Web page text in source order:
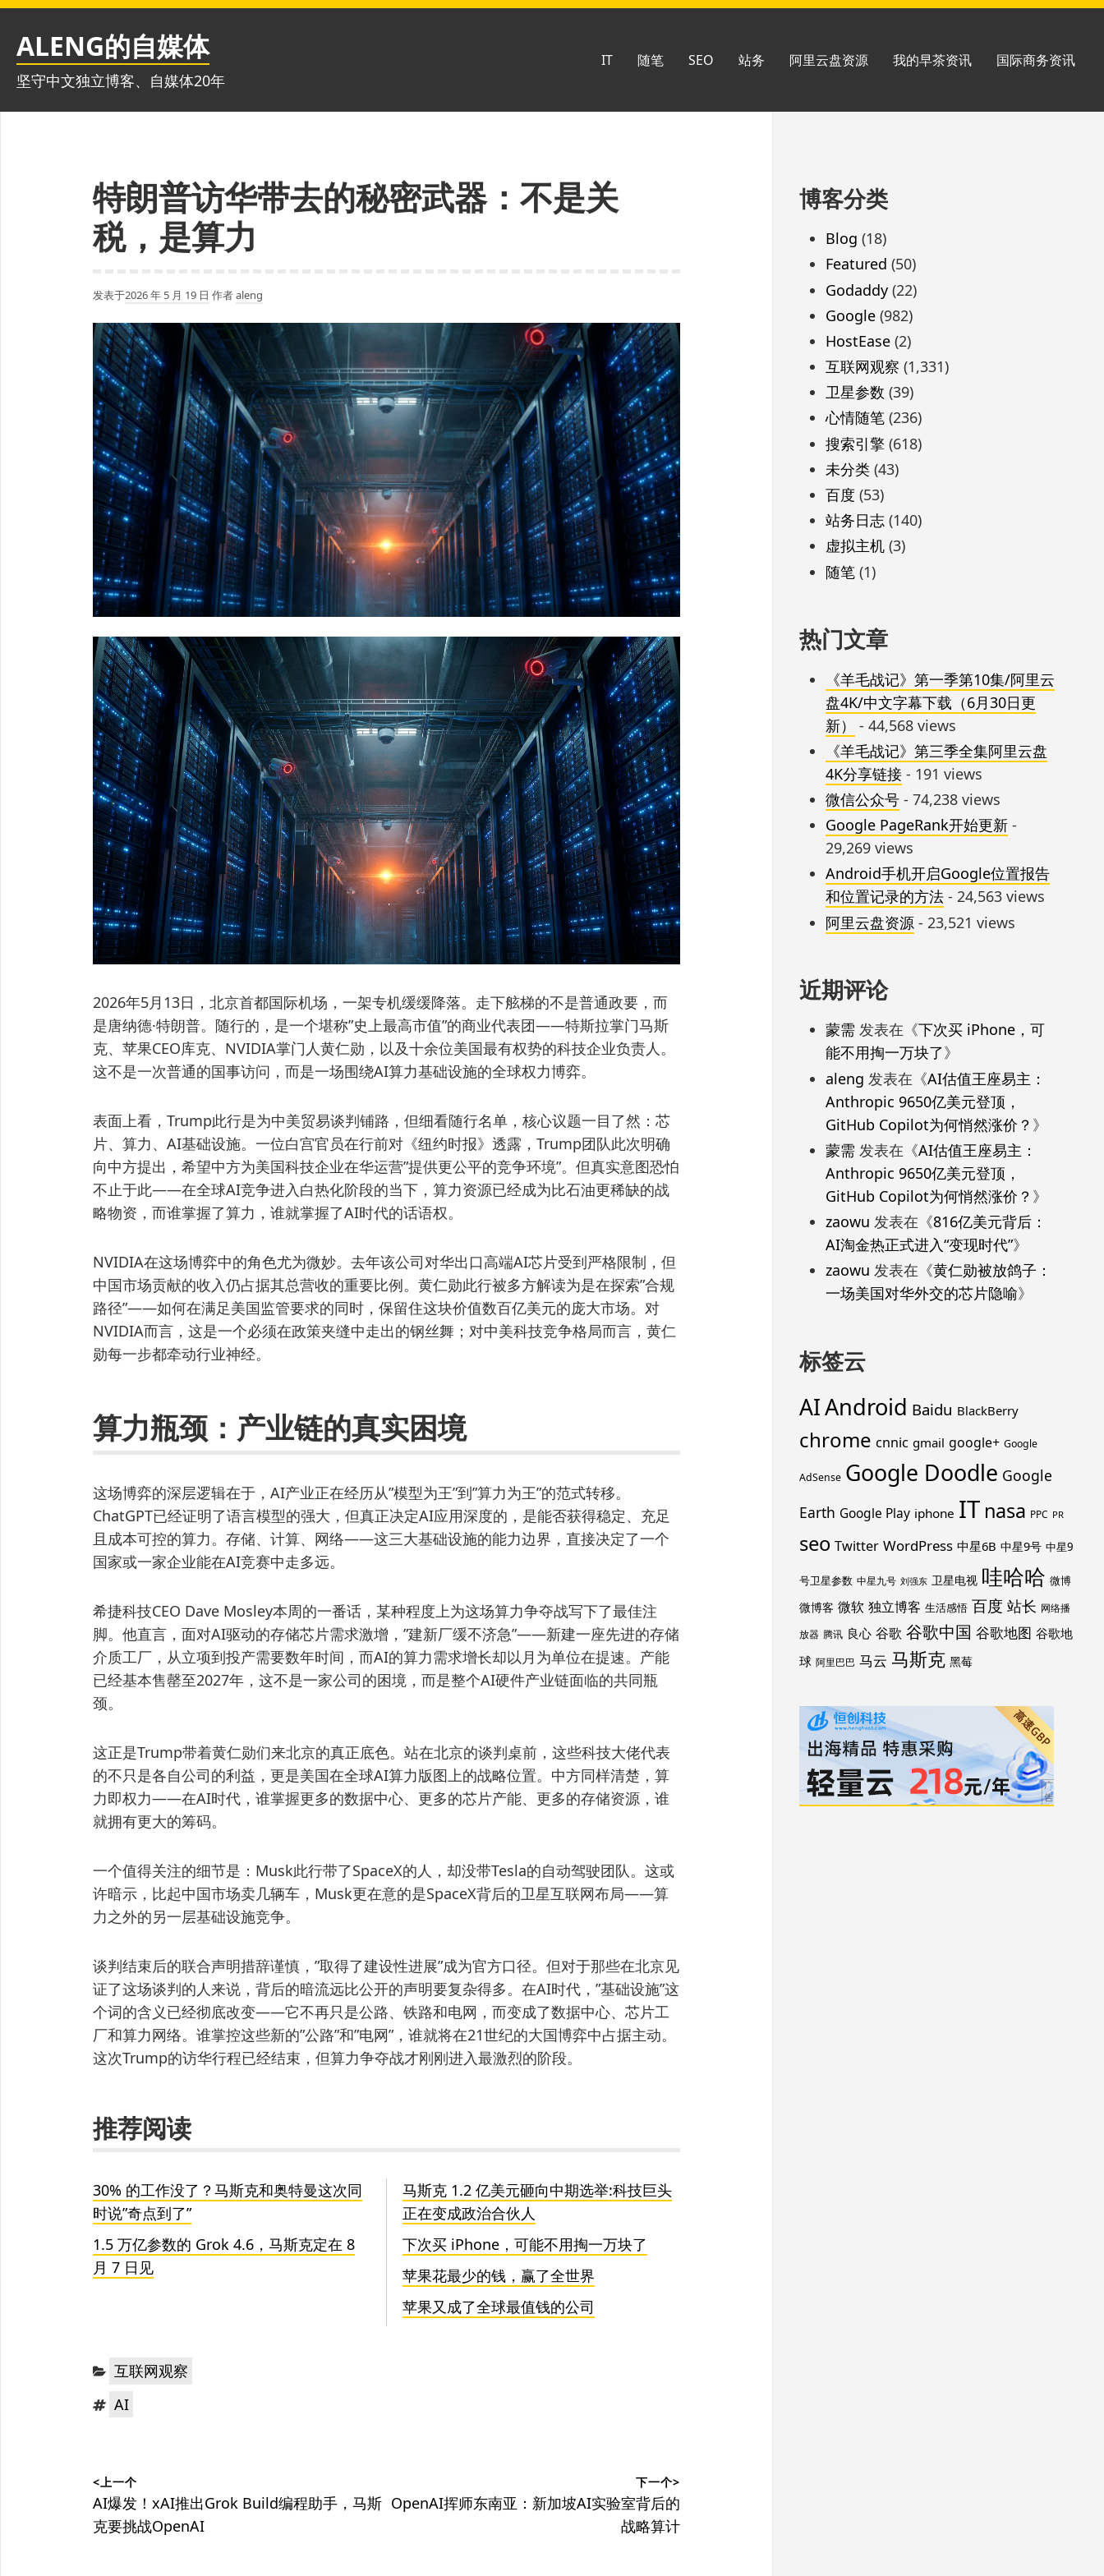
跳
ALENG的自媒体
坚守中文独立博客、自媒体20年
IT 随笔 SEO 站务 阿里云盘资源 我的早茶资讯 国际商务资讯
特朗普访华带去的秘密武器：不是关
税，是算力
发表于2026 年 5 月 19 日 作者aleng
2026年5月13日，北京首都国际机场，一架专机缓缓降落。走下舷梯的不是普通政要，而
是唐纳德·特朗普。随行的，是一个堪称”史上最高市值”的商业代表团——特斯拉掌门马斯
克、苹果CEO库克、NVIDIA掌门人黄仁勋，以及十余位美国最有权势的科技企业负责人。
这不是一次普通的国事访问，而是一场围绕AI算力基础设施的全球权力博弈。
表面上看，Trump此行是为中美贸易谈判铺路，但细看随行名单，核心议题一目了然：芯
片、算力、AI基础设施。一位白宫官员在行前对《纽约时报》透露，Trump团队此次明确
向中方提出，希望中方为美国科技企业在华运营”提供更公平的竞争环境”。但真实意图恐怕
不止于此——在全球AI竞争进入白热化阶段的当下，算力资源已经成为比石油更稀缺的战
略物资，而谁掌握了算力，谁就掌握了AI时代的话语权。
NVIDIA在这场博弈中的角色尤为微妙。去年该公司对华出口高端AI芯片受到严格限制，但
中国市场贡献的收入仍占据其总营收的重要比例。黄仁勋此行被多方解读为是在探索”合规
路径”——如何在满足美国监管要求的同时，保留住这块价值数百亿美元的庞大市场。对
NVIDIA而言，这是一个必须在政策夹缝中走出的钢丝舞；对中美科技竞争格局而言，黄仁
勋每一步都牵动行业神经。
算力瓶颈：产业链的真实困境
这场博弈的深层逻辑在于，AI产业正在经历从”模型为王”到”算力为王”的范式转移。
ChatGPT已经证明了语言模型的强大，但真正决定AI应用深度的，是能否获得稳定、充足
且成本可控的算力。存储、计算、网络——这三大基础设施的能力边界，直接决定了一个
国家或一家企业能在AI竞赛中走多远。
希捷科技CEO Dave Mosley本周的一番话，某种程度上为这场算力争夺战写下了最佳注
脚。他直言，面对AI驱动的存储芯片需求激增，”建新厂缓不济急”——新建一座先进的存储
介质工厂，从立项到投产需要数年时间，而AI的算力需求增长却以月为单位在提速。产能
已经基本售罄至2027年，这不是一家公司的困境，而是整个AI硬件产业链面临的共同瓶
颈。
这正是Trump带着黄仁勋们来北京的真正底色。站在北京的谈判桌前，这些科技大佬代表
的不只是各自公司的利益，更是美国在全球AI算力版图上的战略位置。中方同样清楚，算
力即权力——在AI时代，谁掌握更多的数据中心、更多的芯片产能、更多的存储资源，谁
就拥有更大的筹码。
一个值得关注的细节是：Musk此行带了SpaceX的人，却没带Tesla的自动驾驶团队。这或
许暗示，比起中国市场卖几辆车，Musk更在意的是SpaceX背后的卫星互联网布局——算
力之外的另一层基础设施竞争。
谈判结束后的联合声明措辞谨慎，”取得了建设性进展”成为官方口径。但对于那些在北京见
证了这场谈判的人来说，背后的暗流远比公开的声明要复杂得多。在AI时代，”基础设施”这
个词的含义已经彻底改变——它不再只是公路、铁路和电网，而变成了数据中心、芯片工
厂和算力网络。谁掌控这些新的”公路”和”电网”，谁就将在21世纪的大国博弈中占据主动。
这次Trump的访华行程已经结束，但算力争夺战才刚刚进入最激烈的阶段。
推荐阅读
30% 的工作没了？马斯克和奥特曼这次同
时说”奇点到了”
1.5 万亿参数的 Grok 4.6，马斯克定在 8
月 7 日见
马斯克 1.2 亿美元砸向中期选举:科技巨头
正在变成政治合伙人
下次买 iPhone，可能不用掏一万块了
苹果花最少的钱，赢了全世界
苹果又成了全球最值钱的公司
分 互联网观察
标 AI
章
导
<上一个
上
篇
AI爆发！xAI推出Grok Build编程助手，马斯
克要挑战OpenAI
下一个>
下
OpenAI挥师东南亚：新加坡AI实验室背后的
战略算计
至
脚
博客分类
Blog (18)
Featured (50)
Godaddy(22)
Google(982)
HostEase(2)
互联网观察 (1,331)
卫星参数 (39)
心情随笔(236)
搜索引擎 (618)
未分类(43)
百度 (53)
站务日志(140)
虚拟主机(3)
随笔(1)
热门文章
《羊毛战记》第一季第10集/阿里云
盘4K/中文字幕下载（6月30日更
新）
- 44,568 views
《羊毛战记》第三季全集阿里云盘
4K分享链接- 191 views
微信公众号- 74,238 views
Google PageRank开始更新-
29,269 views
Android手机开启Google位置报告
和位置记录的方法- 24,563 views
阿里云盘资源- 23,521 views
近期评论
蒙需发表在《下次买 iPhone，可
能不用掏一万块了》
aleng 发表在《AI估值王座易主：
Anthropic 9650亿美元登顶，
GitHub Copilot为何悄然涨价？ 》
蒙需发表在《AI估值王座易主：
Anthropic 9650亿美元登顶，
GitHub Copilot为何悄然涨价？ 》
zaowu 发表在《816亿美元背后：
AI淘金热正式进入“变现时代”》
zaowu 发表在《黄仁勋被放鸽子：
一场美国对华外交的芯片隐喻》
标签云
AIAndroid Baidu BlackBerry
chrome cnnic gmail google+ Google
AdSense Google Doodle Google
Earth Google Play iphone IT nasa PPC PR
seo Twitter WordPress 中星6B 中星9号 中星9
号卫星参数 中星九号 刘强东 卫星电视 哇哈哈 微博
微博客 微软 独立博客 生活感悟 百度 站长 网络播
放器 腾讯 良心 谷歌 谷歌中国 谷歌地图 谷歌地
球 阿里巴巴 马云 马斯克 黑莓